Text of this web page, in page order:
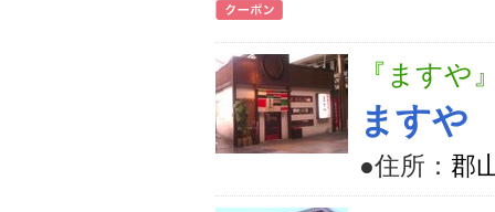
『ますや
ますや
●住所： 郡